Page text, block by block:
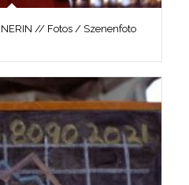
// Fotos / Szenenfoto